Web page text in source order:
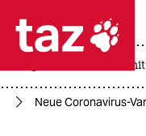
 taz
Neue Coronavirus-